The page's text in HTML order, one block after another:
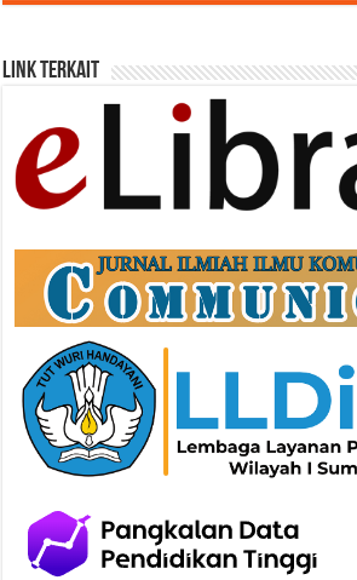
Link Terkait